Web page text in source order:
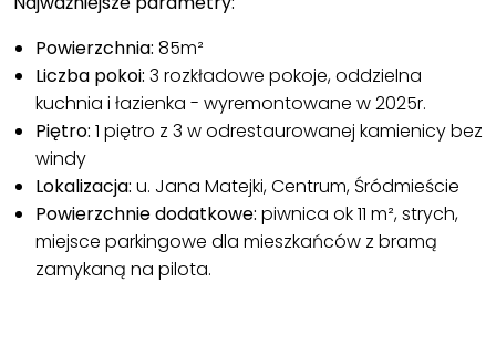
Powierzchnia: 85m²
Liczba pokoi: 3 rozkładowe pokoje, oddzielna
kuchnia i łazienka - wyremontowane w 2025r.
Piętro: 1 piętro z 3 w odrestaurowanej kamienicy bez
windy
Lokalizacja: u. Jana Matejki, Centrum, Śródmieście
Powierzchnie dodatkowe: piwnica ok 11 m², strych,
miejsce parkingowe dla mieszkańców z bramą
zamykaną na pilota.